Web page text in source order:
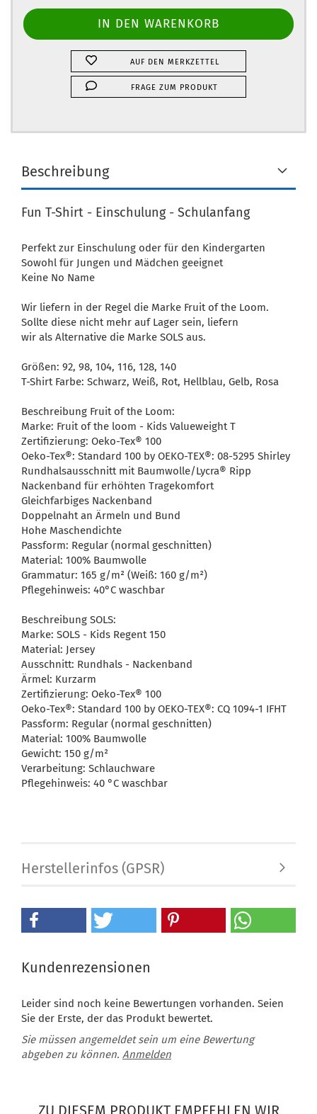
AUF DEN MERKZETTEL
FRAGE ZUM PRODUKT
Beschreibung
Fun T-Shirt - Einschulung - Schulanfang
Perfekt zur Einschulung oder für den Kindergarten
Sowohl für Jungen und Mädchen geeignet
Keine No Name
Wir liefern in der Regel die Marke Fruit of the Loom.
Sollte diese nicht mehr auf Lager sein, liefern
wir als Alternative die Marke SOLS aus.
Größen: 92, 98, 104, 116, 128, 140
T-Shirt Farbe: Schwarz, Weiß, Rot, Hellblau, Gelb, Rosa
Beschreibung Fruit of the Loom:
Marke: Fruit of the loom - Kids Valueweight T
Zertifizierung: Oeko-Tex® 100
Oeko-Tex®: Standard 100 by OEKO-TEX®: 08-5295 Shirley
Rundhalsausschnitt mit Baumwolle/Lycra® Ripp
Nackenband für erhöhten Tragekomfort
Gleichfarbiges Nackenband
Doppelnaht an Ärmeln und Bund
Hohe Maschendichte
Passform: Regular (normal geschnitten)
Material: 100% Baumwolle
Grammatur: 165 g/m² (Weiß: 160 g/m²)
Pflegehinweis: 40°C waschbar
Beschreibung SOLS:
Marke: SOLS - Kids Regent 150
Material: Jersey
Ausschnitt: Rundhals - Nackenband
Ärmel: Kurzarm
Zertifizierung: Oeko-Tex® 100
Oeko-Tex®: Standard 100 by OEKO-TEX®: CQ 1094-1 IFHT
Passform: Regular (normal geschnitten)
Material: 100% Baumwolle
Gewicht: 150 g/m²
Verarbeitung: Schlauchware
Pflegehinweis: 40 °C waschbar
Herstellerinfos (GPSR)
Kundenrezensionen
Leider sind noch keine Bewertungen vorhanden. Seien
Sie der Erste, der das Produkt bewertet.
Sie müssen angemeldet sein um eine Bewertung
abgeben zu können. Anmelden
ZU DIESEM PRODUKT EMPFEHLEN WIR